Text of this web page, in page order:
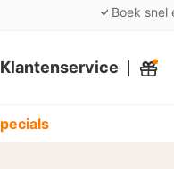
Boek snel
Klantenservice